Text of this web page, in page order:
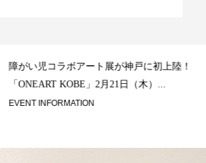
障がい児コラボアート展が神戸に初上陸！
「ONEART KOBE」2月21日（木）...
EVENT INFORMATION